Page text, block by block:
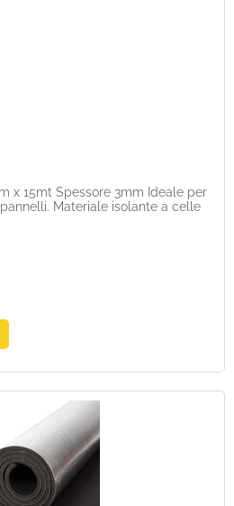
x 15mt Spessore 3mm Ideale per
Materiale isolante a celle